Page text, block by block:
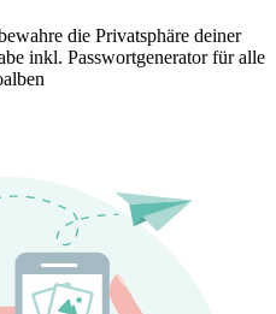
die Privatsphäre deiner
inkl. Passwortgenerator für alle